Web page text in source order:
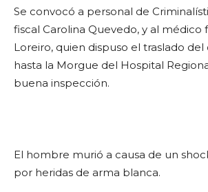
Se convocó a personal de
fiscal Carolina Quevedo, y al médico
Loreiro, quien dispuso el traslado del
hasta la Morgue del Hospital
buena inspección.
El hombre murió a causa de un
por heridas de arma blanca.